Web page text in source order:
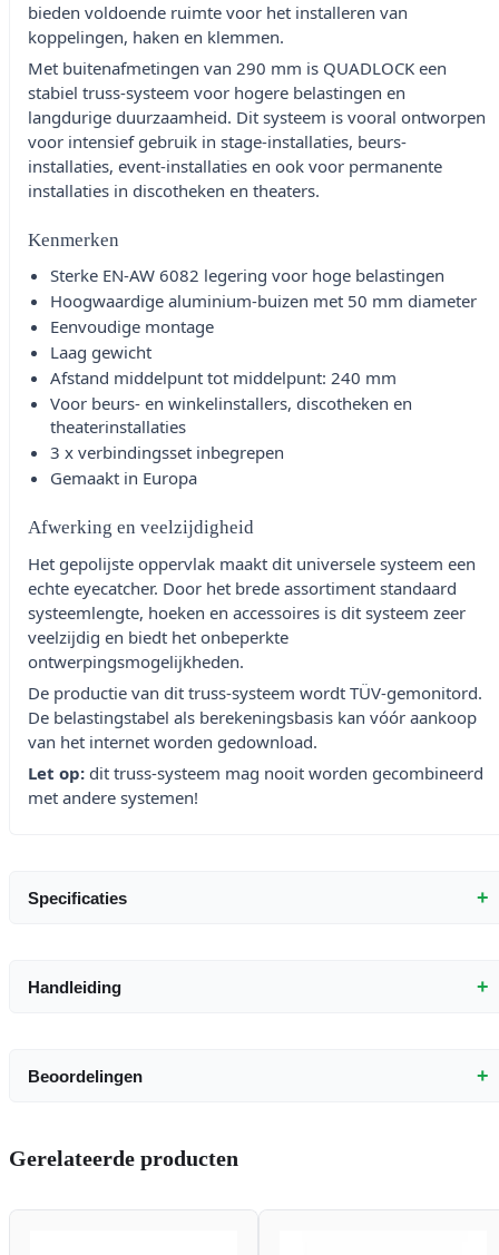
bieden voldoende ruimte voor het installeren van
koppelingen, haken en klemmen.
Met buitenafmetingen van 290 mm is QUADLOCK een
stabiel truss-systeem voor hogere belastingen en
langdurige duurzaamheid. Dit systeem is vooral ontworpen
voor intensief gebruik in stage-installaties, beurs-
installaties, event-installaties en ook voor permanente
installaties in discotheken en theaters.
Kenmerken
Sterke EN-AW 6082 legering voor hoge belastingen
Hoogwaardige aluminium-buizen met 50 mm diameter
Eenvoudige montage
Laag gewicht
Afstand middelpunt tot middelpunt: 240 mm
Voor beurs- en winkelinstallers, discotheken en
theaterinstallaties
3 x verbindingsset inbegrepen
Gemaakt in Europa
Afwerking en veelzijdigheid
Het gepolijste oppervlak maakt dit universele systeem een
echte eyecatcher. Door het brede assortiment standaard
systeemlengte, hoeken en accessoires is dit systeem zeer
veelzijdig en biedt het onbeperkte
ontwerpingsmogelijkheden.
De productie van dit truss-systeem wordt TÜV-gemonitord.
De belastingstabel als berekeningsbasis kan vóór aankoop
van het internet worden gedownload.
Let op: dit truss-systeem mag nooit worden gecombineerd
met andere systemen!
Specificaties +
Handleiding +
Beoordelingen +
Gerelateerde producten